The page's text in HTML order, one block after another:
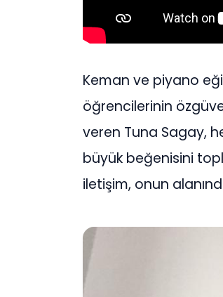
Keman ve piyano
öğrencilerinin
veren Tuna Sagay,
büyük beğenisini
iletişim, onun